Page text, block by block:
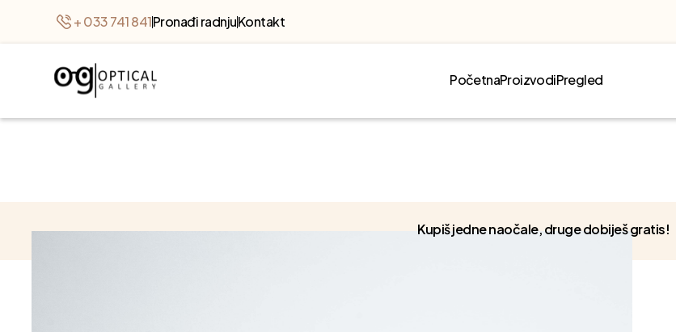
+ 033 741 841Pronađi radnjuKontakt
PočetnaProizvodiPregled
Kupiš jedne naočale, druge dobiješ gratis!